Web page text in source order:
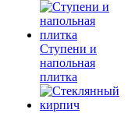
Ступени и
напольная
плитка